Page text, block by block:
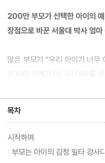
200만 부모가 선택한 아이의
장점으로 바꾼 서울대 박사 엄마
많은 부모가 “우리 아이가 너무
은 아이 자체가 아니라 아이를
AI와 자극적인 콘텐츠가 넘쳐
력』은 감정이 타고나는 것이
다는 심리학적 통찰을 바탕으
체적인 방법을 안내한다.
목차
시작하며
: 부모는 아이의 감정 일타 강사